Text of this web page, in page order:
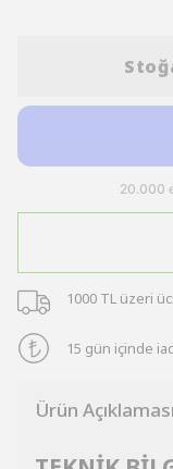
1000 TL üzeri
15 gün içinde
Ürün Açıklaması